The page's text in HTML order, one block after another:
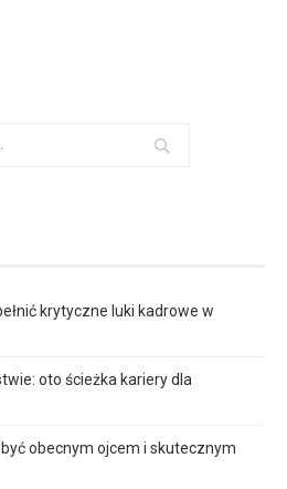
krytyczne luki kadrowe w
oto ścieżka kariery dla
obecnym ojcem i skutecznym